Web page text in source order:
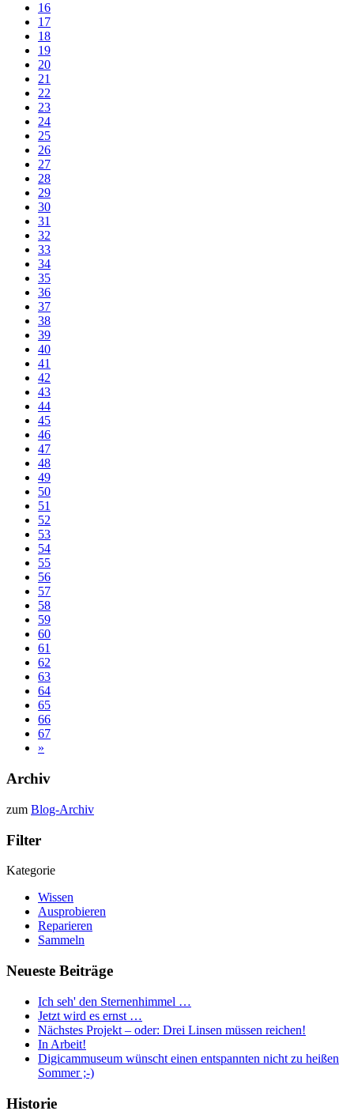
16
17
18
19
20
21
22
23
24
25
26
27
28
29
30
31
32
33
34
35
36
37
38
39
40
41
42
43
44
45
46
47
48
49
50
51
52
53
54
55
56
57
58
59
60
61
62
63
64
65
66
67
»
Archiv
zum Blog-Archiv
Filter
Kategorie
Wissen
Ausprobieren
Reparieren
Sammeln
Neueste Beiträge
Ich seh' den Sternenhimmel …
Jetzt wird es ernst …
Nächstes Projekt – oder: Drei Linsen müssen reichen!
In Arbeit!
Digicammuseum wünscht einen entspannten nicht zu heißen
Sommer ;-)
Historie